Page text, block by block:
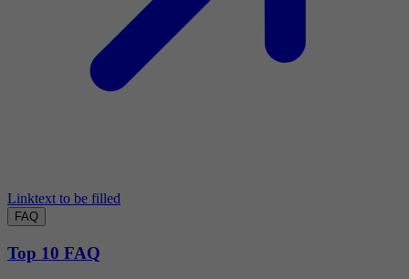
Linktext to be filled
FAQ
Top 10 FAQ